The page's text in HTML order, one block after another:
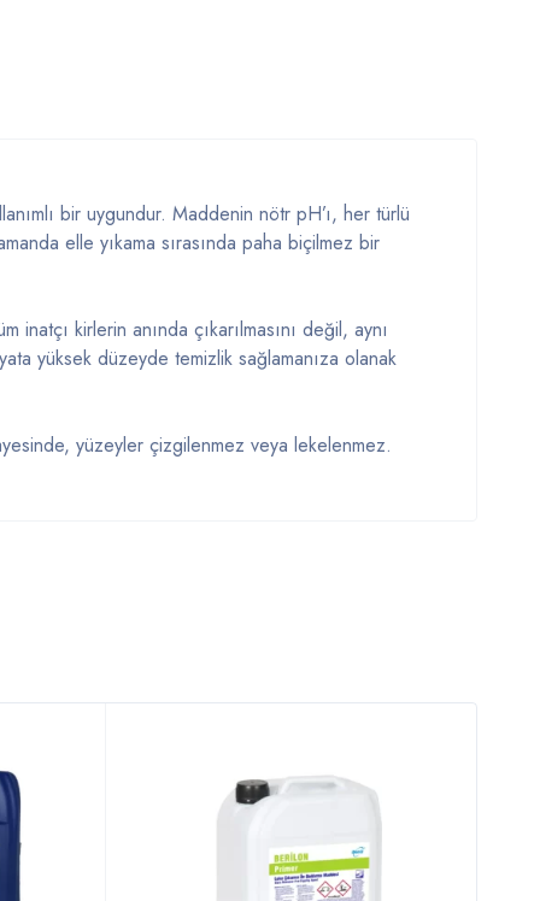
bir uygundur. Maddenin nötr pH’ı, her türlü
elle yıkama sırasında paha biçilmez bir
kirlerin anında çıkarılmasını değil, aynı
yüksek düzeyde temizlik sağlamanıza olanak
yüzeyler çizgilenmez veya lekelenmez.